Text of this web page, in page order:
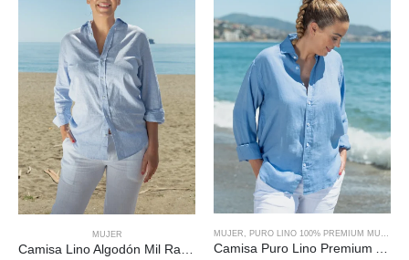
MUJER MUJER , PURO LINO 100% PREMIUM MUJER
Camisa Puro Lino Premium Azul Mujer